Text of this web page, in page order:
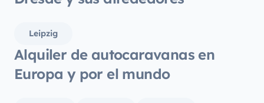
Leipzig
Alquiler de autocaravanas en
Europa y por el mundo